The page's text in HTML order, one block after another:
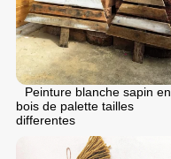
Peinture blanche sapin en
bois de palette tailles
differentes